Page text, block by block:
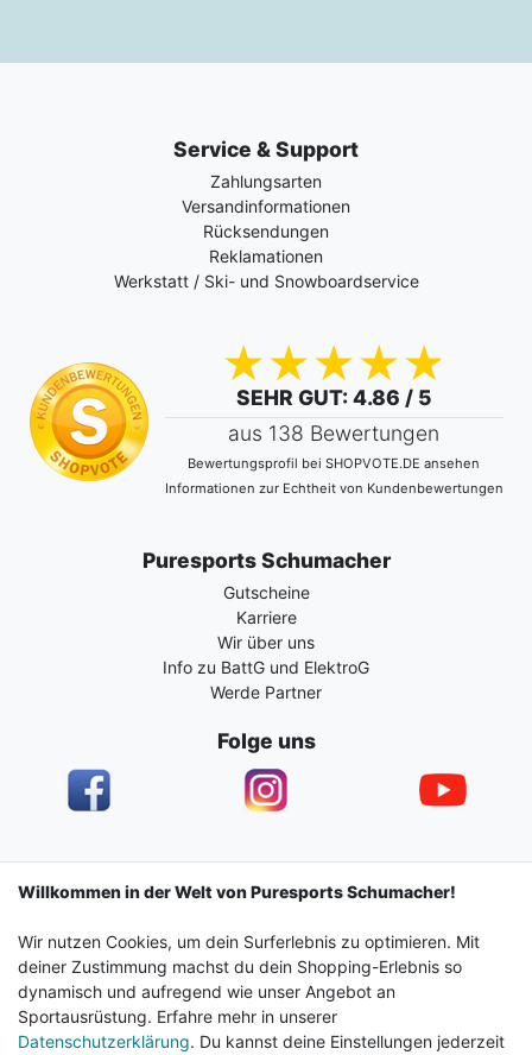
Service & Support
Zahlungsarten
Versandinformationen
Rücksendungen
Reklamationen
Werkstatt / Ski- und Snowboardservice
SEHR GUT: 4.86 / 5
aus 138 Bewertungen
Bewertungsprofil bei SHOPVOTE.DE ansehen
Informationen zur Echtheit von Kundenbewertungen
Puresports Schumacher
Gutscheine
Karriere
Wir über uns
Info zu BattG und ElektroG
Werde Partner
Folge uns
Impressum Daten­schutz­erklärung AGB
Barrierefreiheitserklärung Widerrufs­recht
Vertrag widerrufen Kontakt
Willkommen in der Welt von Puresports Schumacher!
Wir nutzen Cookies, um dein Surferlebnis zu optimieren. Mit
deiner Zustimmung machst du dein Shopping-Erlebnis so
dynamisch und aufregend wie unser Angebot an
Sportausrüstung. Erfahre mehr in unserer
Datenschutzerklärung. Du kannst deine Einstellungen jederzeit